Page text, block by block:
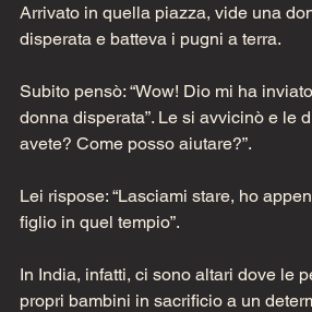
Arrivato in quella piazza, vide una
disperata e batteva i pugni a terra.
Subito pensò: “Wow! Dio mi ha
donna disperata”. Le si avvicinò e le
avete? Come posso aiutare?”.
Lei rispose: “Lasciami stare, ho
figlio in quel tempio”.
In India, infatti, ci sono altari dove le
propri bambini in sacrificio a un